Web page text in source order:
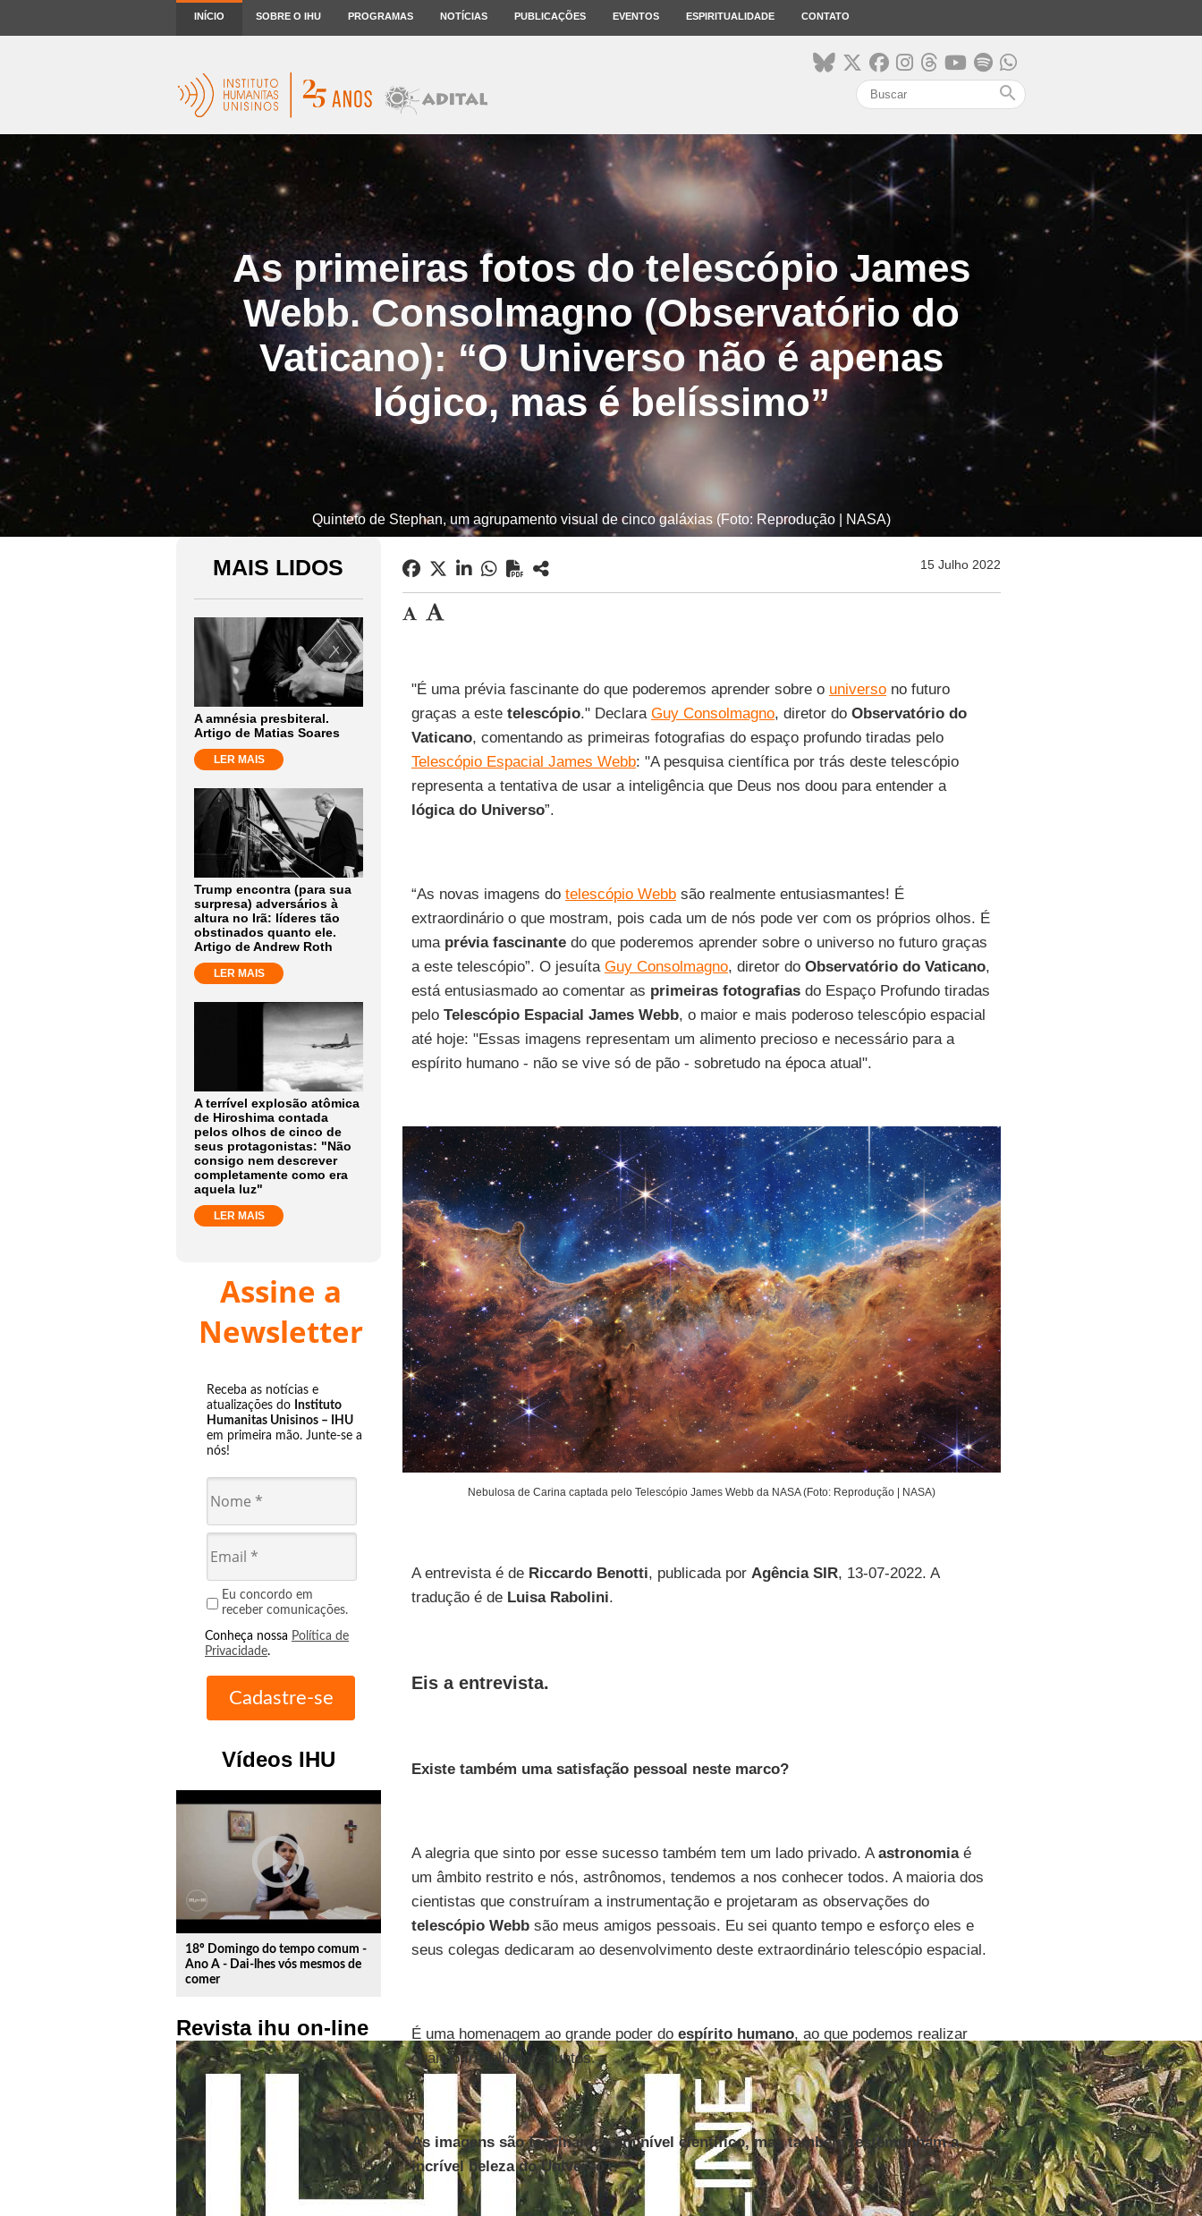
INÍCIO SOBRE O IHU PROGRAMAS NOTÍCIAS PUBLICAÇÕES EVENTOS ESPIRITUALIDADE CONTATO
search
As primeiras fotos do telescópio James
Webb. Consolmagno (Observatório do
Vaticano): “O Universo não é apenas
lógico, mas é belíssimo”
Quinteto de Stephan, um agrupamento visual de cinco galáxias (Foto: Reprodução | NASA)
MAIS LIDOS
A amnésia presbiteral.
Artigo de Matias Soares
LER MAIS
Trump encontra (para sua
surpresa) adversários à
altura no Irã: líderes tão
obstinados quanto ele.
Artigo de Andrew Roth
LER MAIS
A terrível explosão atômica
de Hiroshima contada
pelos olhos de cinco de
seus protagonistas: "Não
consigo nem descrever
completamente como era
aquela luz"
LER MAIS
Assine a
Newsletter
Receba as notícias e
atualizações do Instituto
Humanitas Unisinos – IHU
em primeira mão. Junte-se a
nós!
Eu concordo em
receber comunicações.
Conheça nossa Política de
Privacidade.
Vídeos IHU
play_circle_outline
18º Domingo do tempo comum -
Ano A - Dai-lhes vós mesmos de
comer
Revista ihu on-line
15 Julho 2022
"É uma prévia fascinante do que poderemos aprender sobre o universono futuro
graças a este telescópio." Declara Guy Consolmagno, diretor do Observatório do
Vaticano, comentando as primeiras fotografias do espaço profundo tiradas pelo
Telescópio Espacial James Webb: "A pesquisa científica por trás deste telescópio
representa a tentativa de usar a inteligência que Deus nos doou para entender a
lógica do Universo”.
“As novas imagens do telescópio Webbsão realmente entusiasmantes! É
extraordinário o que mostram, pois cada um de nós pode ver com os próprios olhos. É
uma prévia fascinantedo que poderemos aprender sobre o universo no futuro graças
a este telescópio”. O jesuíta Guy Consolmagno, diretor do Observatório do Vaticano,
está entusiasmado ao comentar as primeiras fotografiasdo Espaço Profundo tiradas
pelo Telescópio Espacial James Webb, o maior e mais poderoso telescópio espacial
até hoje: "Essas imagens representam um alimento precioso e necessário para a
espírito humano - não se vive só de pão - sobretudo na época atual".
Nebulosa de Carina captada pelo Telescópio James Webb da NASA (Foto: Reprodução | NASA)
A entrevista é de Riccardo Benotti, publicada por Agência SIR, 13-07-2022. A
tradução é de Luisa Rabolini.
Eis a entrevista.
Existe também uma satisfação pessoal neste marco?
A alegria que sinto por esse sucesso também tem um lado privado. Aastronomiaé
um âmbito restrito e nós, astrônomos, tendemos a nos conhecer todos. A maioria dos
cientistas que construíram a instrumentação e projetaram as observações do
telescópio Webbsão meus amigos pessoais. Eu sei quanto tempo e esforço eles e
seus colegas dedicaram ao desenvolvimento deste extraordinário telescópio espacial.
É uma homenagem ao grande poder do espírito humano, ao que podemos realizar
quando trabalhamos juntos.
As imagens são fascinantes em nível científico, mas também testemunham a
incrível beleza do Universo...